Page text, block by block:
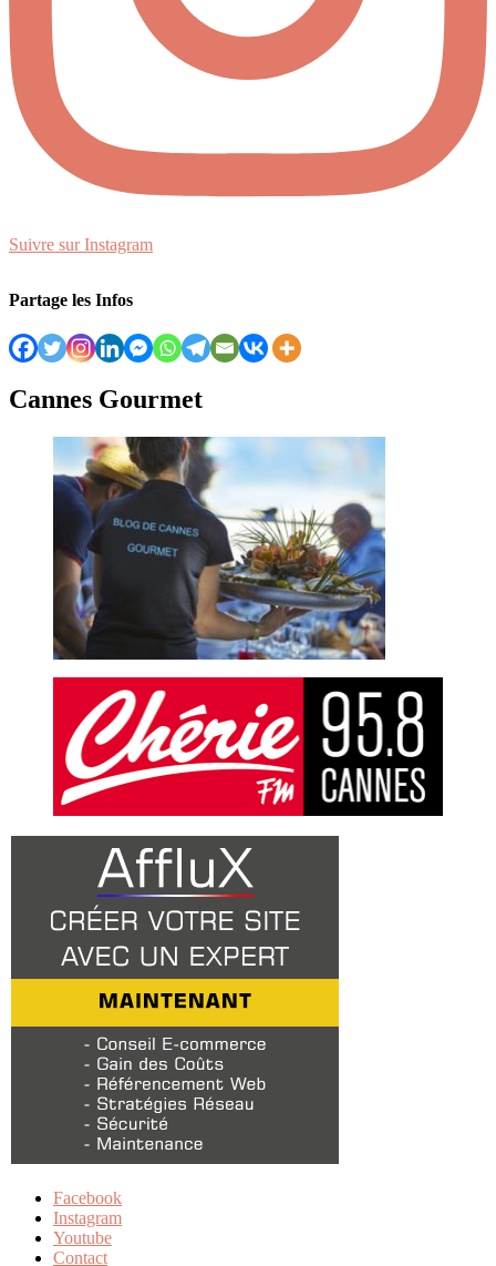
Suivre sur Instagram
Partage les Infos
Cannes Gourmet
Facebook
Instagram
Youtube
Contact